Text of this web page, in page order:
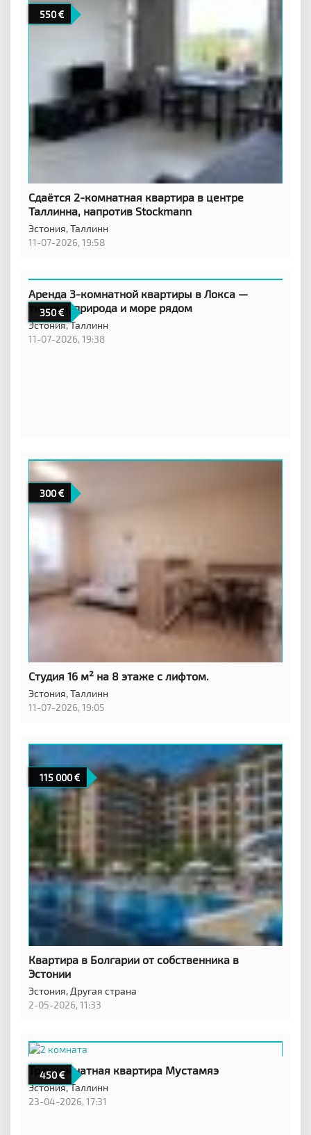
550
Сдаётся 2-комнатная квартира в центре
Таллинна, напротив Stockmann
Эстония,Таллинн
11-07-2026, 19:58
350
Аренда 3-комнатной квартиры в Локса —
тишина, природа и море рядом
Эстония,Таллинн
11-07-2026, 19:38
300
Студия 16 м² на 8 этаже с лифтом.
Эстония,Таллинн
11-07-2026, 19:05
115 000
Квартира в Болгарии от собственника в
Эстонии
Эстония,Другая страна
2-05-2026, 11:33
450
Трехкомнатная квартира Мустамяэ
Эстония,Таллинн
23-04-2026, 17:31